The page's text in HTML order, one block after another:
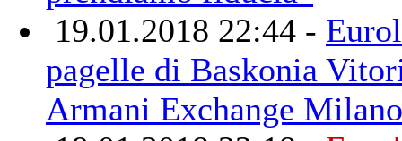
19.01.2018 22:44 -
pagelle di Baskonia
Armani Exchange Milano